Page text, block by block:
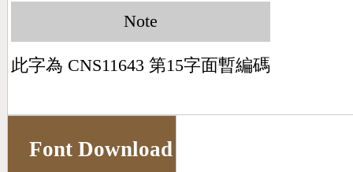
Note
此字為 CNS11643 第15字面暫編碼
Font Download